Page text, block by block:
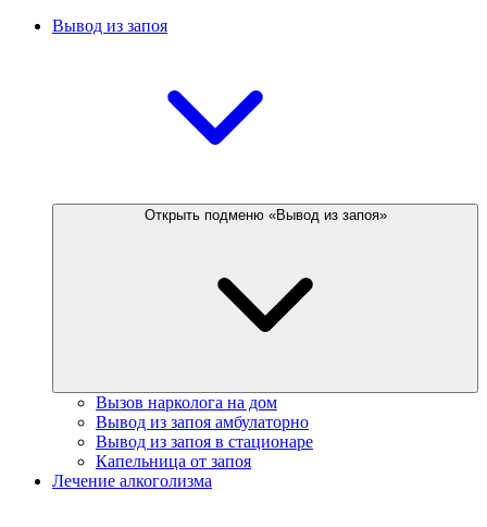
Вывод из запоя
Открыть подменю «Вывод из запоя»
Вызов нарколога на дом
Вывод из запоя амбулаторно
Вывод из запоя в стационаре
Капельница от запоя
Лечение алкоголизма